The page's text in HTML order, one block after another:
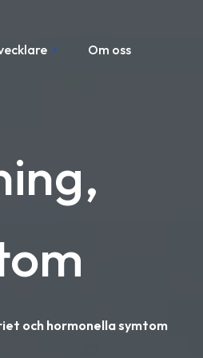
Om oss
och hormonella symtom